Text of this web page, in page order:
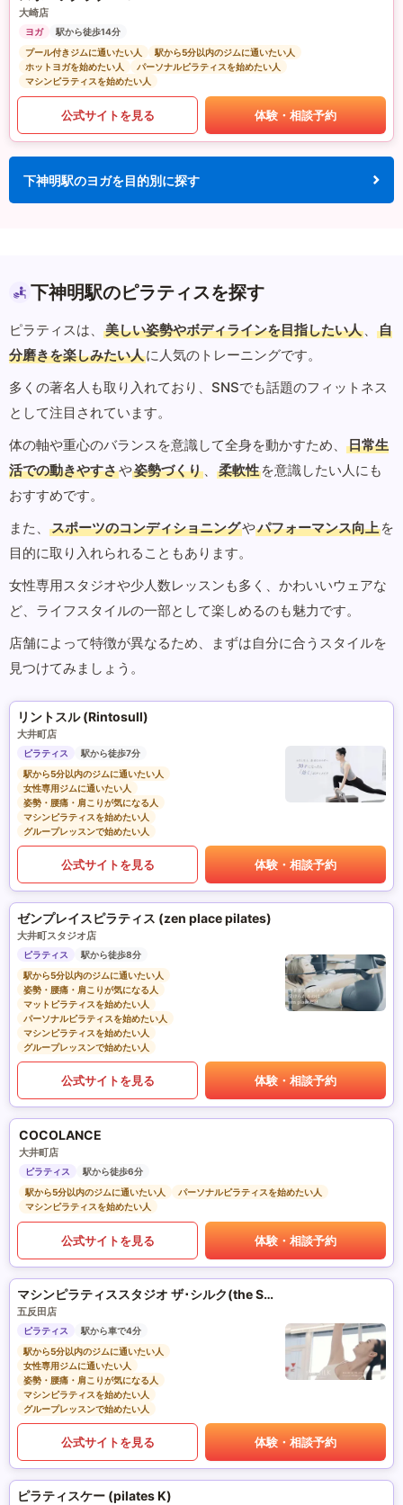
大崎店
ヨガ
駅から徒歩14分
プール付きジムに通いたい人
駅から5分以内のジムに通いたい人
ホットヨガを始めたい人
パーソナルピラティスを始めたい人
マシンピラティスを始めたい人
公式サイトを見る 体験・相談予約
下神明駅のヨガを目的別に探す
下神明駅のピラティスを探す
ピラティスは、 美しい姿勢やボディラインを目指したい人 、
自
分磨きを楽しみたい人に人気のトレーニングです。
多くの著名人も取り入れており、SNSでも話題のフィットネス
として注目されています。
体の軸や重心のバランスを意識して全身を動かすため、
日常生
活での動きやすさや姿勢づくり 、 柔軟性 を意識したい人にも
おすすめです。
また、
スポーツのコンディショニングやパフォーマンス向上 を
目的に取り入れられることもあります。
女性専用スタジオや少人数レッスンも多く、かわいいウェアな
ど、ライフスタイルの一部として楽しめるのも魅力です。
店舗によって特徴が異なるため、まずは自分に合うスタイルを
見つけてみましょう。
リントスル (Rintosull)
大井町店
ピラティス
駅から徒歩7分
駅から5分以内のジムに通いたい人
女性専用ジムに通いたい人
姿勢・腰痛・肩こりが気になる人
マシンピラティスを始めたい人
グループレッスンで始めたい人
公式サイトを見る 体験・相談予約
ゼンプレイスピラティス (zen place pilates)
大井町スタジオ店
ピラティス
駅から徒歩8分
駅から5分以内のジムに通いたい人
姿勢・腰痛・肩こりが気になる人
マットピラティスを始めたい人
パーソナルピラティスを始めたい人
マシンピラティスを始めたい人
グループレッスンで始めたい人
公式サイトを見る 体験・相談予約
COCOLANCE
大井町店
ピラティス
駅から徒歩6分
駅から5分以内のジムに通いたい人
パーソナルピラティスを始めたい人
マシンピラティスを始めたい人
公式サイトを見る 体験・相談予約
マシンピラティススタジオ ザ･シルク(the SILK)
五反田店
ピラティス
駅から車で4分
駅から5分以内のジムに通いたい人
女性専用ジムに通いたい人
姿勢・腰痛・肩こりが気になる人
マシンピラティスを始めたい人
グループレッスンで始めたい人
公式サイトを見る 体験・相談予約
ピラティスケー (pilates K)